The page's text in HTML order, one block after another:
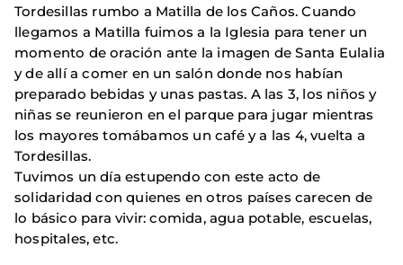
Tordesillas rumbo a Matilla de los Caños. Cuando
llegamos a Matilla fuimos a la Iglesia para tener un
momento de oración ante la imagen de Santa Eulalia
y de allí a comer en un salón donde nos habían
preparado bebidas y unas pastas. A las 3, los niños y
niñas se reunieron en el parque para jugar mientras
los mayores tomábamos un café y a las 4, vuelta a
Tordesillas.
Tuvimos un día estupendo con este acto de
solidaridad con quienes en otros países carecen de
lo básico para vivir: comida, agua potable, escuelas,
hospitales, etc.